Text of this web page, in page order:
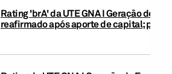
Rating 'brA' da UTE GNA I Geração de
reafirmado após aporte de capital;